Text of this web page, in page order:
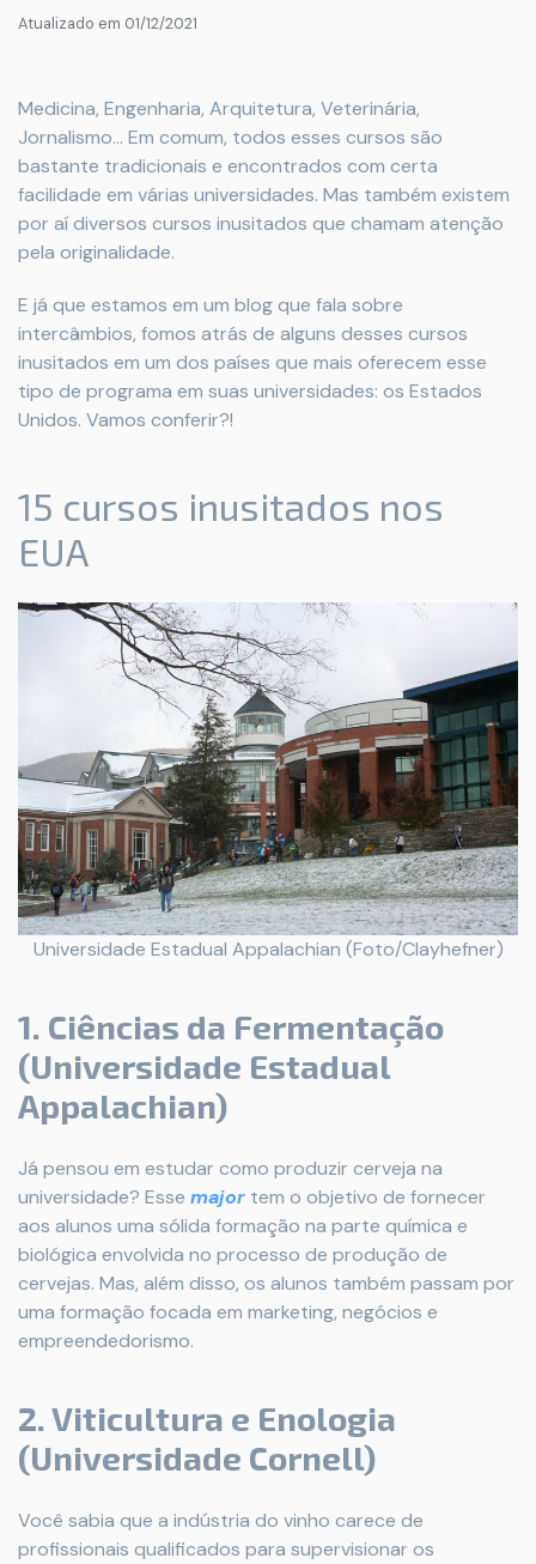
Atualizado em 01/12/2021
Medicina, Engenharia, Arquitetura, Veterinária,
Jornalismo... Em comum, todos esses cursos são
bastante tradicionais e encontrados com certa
facilidade em várias universidades. Mas também existem
por aí diversos cursos inusitados que chamam atenção
pela originalidade.
E já que estamos em um blog que fala sobre
intercâmbios, fomos atrás de alguns desses cursos
inusitados em um dos países que mais oferecem esse
tipo de programa em suas universidades: os Estados
Unidos. Vamos conferir?!
15 cursos inusitados nos
EUA
Universidade Estadual Appalachian (Foto/Clayhefner)
1. Ciências da Fermentação
(Universidade Estadual
Appalachian)
Já pensou em estudar como produzir cerveja na
universidade? Esse major tem o objetivo de fornecer
aos alunos uma sólida formação na parte química e
biológica envolvida no processo de produção de
cervejas. Mas, além disso, os alunos também passam por
uma formação focada em marketing, negócios e
empreendedorismo.
2. Viticultura e Enologia
(Universidade Cornell)
Você sabia que a indústria do vinho carece de
profissionais qualificados para supervisionar os